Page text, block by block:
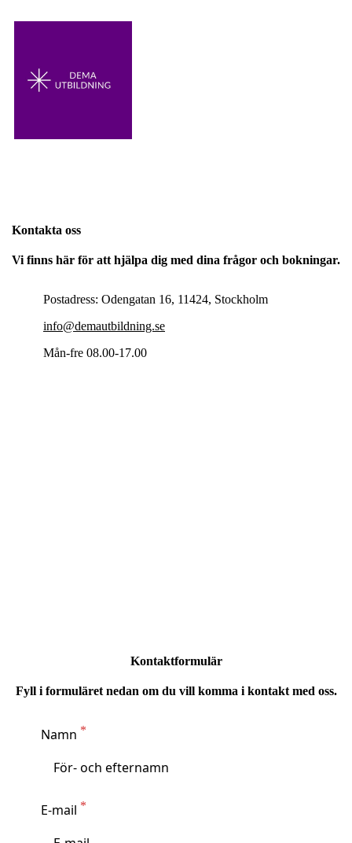
Kontakta oss
Vi finns här för att hjälpa dig med dina frågor och bokningar.
Postadress: Odengatan 16, 11424, Stockholm
info@demautbildning.se
Mån-fre 08.00-17.00
Kontaktformulär
Fyll i formuläret nedan om du vill komma i kontakt med oss.
Namn
E-mail